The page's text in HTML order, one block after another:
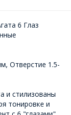
6 Глаз
Отверстие 1.5-
и стилизованы
тонировке и